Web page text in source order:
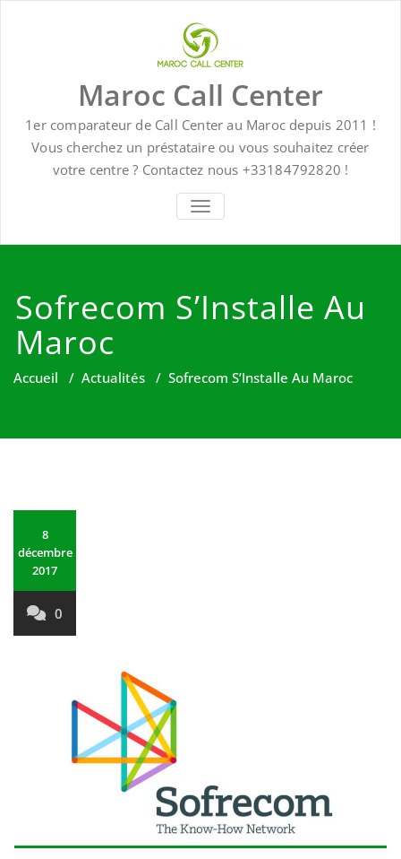
Maroc Call Center
1er comparateur de Call Center au Maroc depuis 2011 !
Vous cherchez un préstataire ou vous souhaitez créer
votre centre ? Contactez nous +33184792820 !
TOGGLE NAVIGATION
Sofrecom S’Installe Au
Maroc
Accueil / Actualités / Sofrecom S’Installe Au Maroc
8
décembre
2017
0